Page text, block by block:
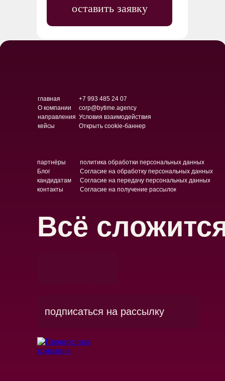
оставить заявку
Всё
подписаться на рассылку
главная
О компании
направления
кейсы
+7 993 485 24 07
corp@bytime.agency
Условия взаимодействия
Открыть cookie-баннер
партнёры
Блог
кандидатам
контакты
политика обработки персональных данных
Согласие на обработку персональных данных
Согласие на передачу персональных данных
Согласие на получение рассылок